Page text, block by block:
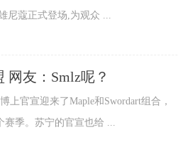
尼蔻正式登场,为观众 ...
网友：Smlz呢？
上官宣迎来了Maple和Swordart组合，
赛季。苏宁的官宣也给 ...